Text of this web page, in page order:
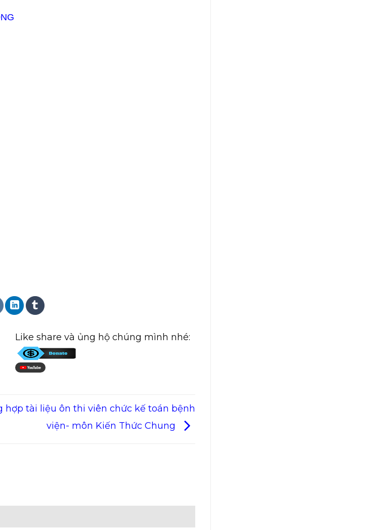
Like share và ủng hộ chúng mình nhé:
hợp tài liệu ôn thi viên chức kế toán bệnh
viện- môn Kiến Thức Chung